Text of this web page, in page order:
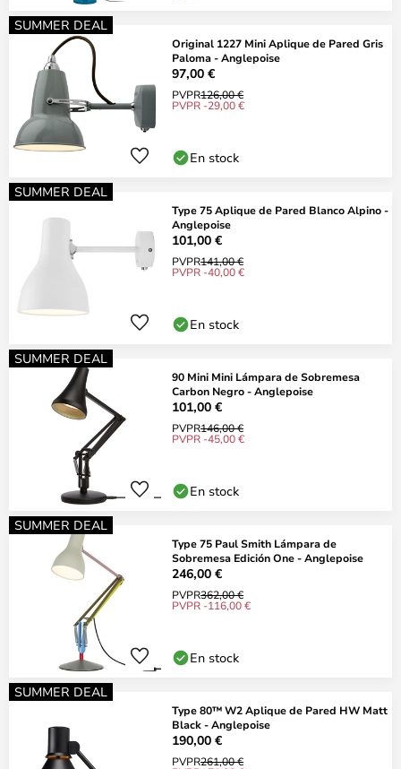
SUMMER DEAL
Original 1227 Mini Aplique de Pared Gris
Paloma - Anglepoise
97,00 €
PVPR126,00 €
PVPR -29,00 €
En stock
SUMMER DEAL
Type 75 Aplique de Pared Blanco Alpino -
Anglepoise
101,00 €
PVPR141,00 €
PVPR -40,00 €
En stock
SUMMER DEAL
90 Mini Mini Lámpara de Sobremesa
Carbon Negro - Anglepoise
101,00 €
PVPR146,00 €
PVPR -45,00 €
En stock
SUMMER DEAL
Type 75 Paul Smith Lámpara de
Sobremesa Edición One - Anglepoise
246,00 €
PVPR362,00 €
PVPR -116,00 €
En stock
SUMMER DEAL
Type 80™ W2 Aplique de Pared HW Matt
Black - Anglepoise
190,00 €
PVPR261,00 €